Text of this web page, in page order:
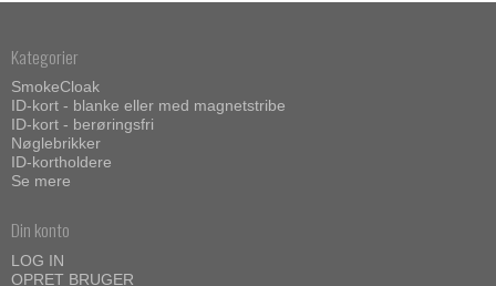
Kategorier
SmokeCloak
ID-kort - blanke eller med magnetstribe
ID-kort - berøringsfri
Nøglebrikker
ID-kortholdere
Se mere
Din konto
LOG IN
OPRET BRUGER